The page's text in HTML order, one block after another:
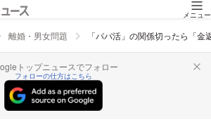
メニュー
離婚・男女問題 「パパ活」の関係切ったら「
トップニュースでフォロー
フォローの仕方はこちら